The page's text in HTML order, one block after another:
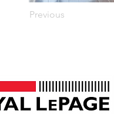
Previous